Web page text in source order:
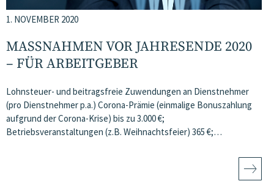
1. NOVEMBER 2020
MASSNAHMEN VOR JAHRESENDE 2020 –
FÜR ARBEITGEBER
Lohnsteuer- und beitragsfreie Zuwendungen an Dienstnehmer
(pro Dienstnehmer p.a.) Corona-Prämie (einmalige Bonuszahlung
aufgrund der Corona-Krise) bis zu 3.000 €;
Betriebsveranstaltungen (z.B. Weihnachtsfeier) 365 €;…